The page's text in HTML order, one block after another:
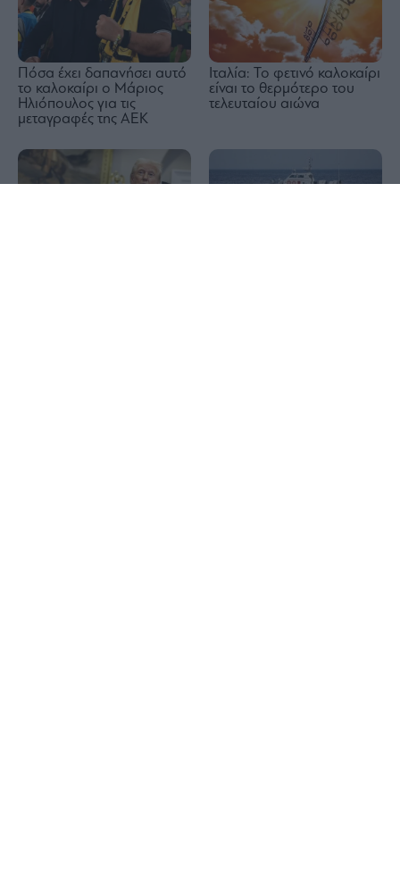
Πόσα έχει δαπανήσει αυτό
το καλοκαίρι ο Μάριος
Ηλιόπουλος για τις
μεταγραφές της ΑΕΚ
Ιταλία: Το φετινό καλοκαίρι
είναι το θερμότερο του
τελευταίου αιώνα